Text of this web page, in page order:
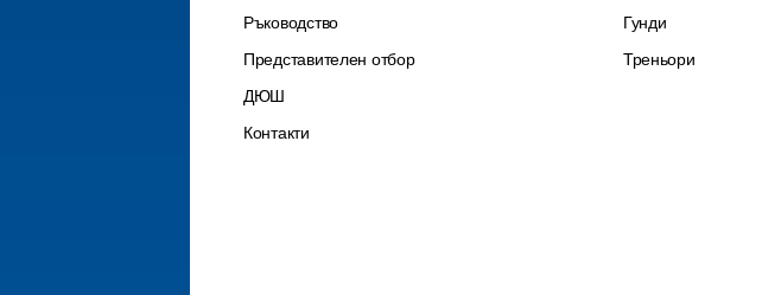
Ръководство
Представителен отбор
ДЮШ
Контакти
Гунди
Треньори